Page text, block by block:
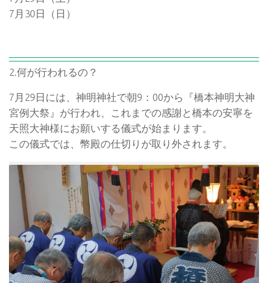
7月30日（日）
2.何が行われるの？
7月29日には、神明神社で朝9：00から『橋本神明大神
宮例大祭』が行われ、これまでの感謝と橋本の安寧を
天照大神様にお願いする儀式が始まります。
この儀式では、幣殿の仕切りが取り外されます。